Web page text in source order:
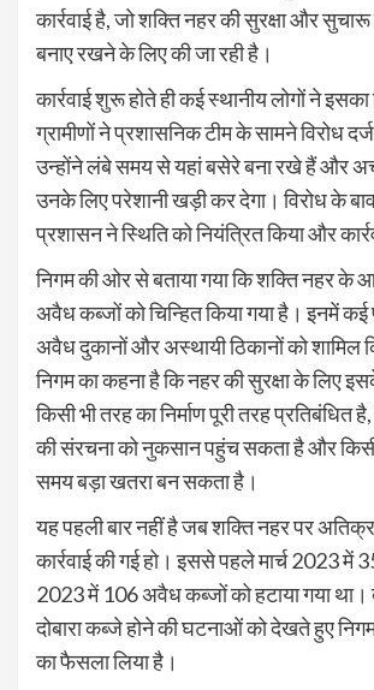
कार्रवाई है, जो शक्ति नहर की सुरक्षा और
बनाए रखने के लिए की जा रही है।
कार्रवाई शुरू होते ही कई स्थानीय लोगों ने इसका
ग्रामीणों ने प्रशासनिक टीम के सामने विरोध
उन्होंने लंबे समय से यहां बसेरे बना रखे हैं और
उनके लिए परेशानी खड़ी कर देगा। विरोध के
प्रशासन ने स्थिति को नियंत्रित किया और
निगम की ओर से बताया गया कि शक्ति नहर
अवैध कब्जों को चिन्हित किया गया है। इनमें कई
अवैध दुकानों और अस्थायी ठिकानों को शामिल
निगम का कहना है कि नहर की सुरक्षा के लिए
किसी भी तरह का निर्माण पूरी तरह प्रतिबंधित
की संरचना को नुकसान पहुंच सकता है और
समय बड़ा खतरा बन सकता है।
यह पहली बार नहीं है जब शक्ति नहर पर
कार्रवाई की गई हो। इससे पहले मार्च 2023 में
2023 में 106 अवैध कब्जों को हटाया गया
दोबारा कब्जे होने की घटनाओं को देखते हुए
का फैसला लिया है।